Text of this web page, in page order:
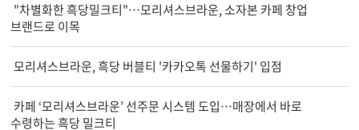
"차별화한 흑당밀크티"…모리셔스브라운, 소자본 카페 창업
브랜드로 이목
모리셔스브라운, 흑당 버블티 '카카오톡 선물하기' 입점
카페 ‘모리셔스브라운’ 선주문 시스템 도입…매장에서 바로
수령하는 흑당 밀크티